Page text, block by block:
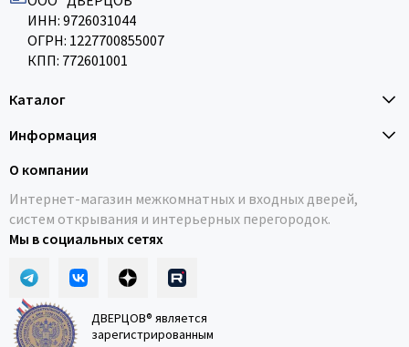
ИНН: 9726031044
ОГРН: 1227700855007
КПП: 772601001
Каталог
Информация
О компании
Интернет-магазин межкомнатных и входных дверей,
систем открывания и интерьерных перегородок.
Мы в социальных сетях
ДВЕРЦОВ® является
зарегистрированным